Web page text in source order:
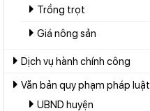
Trồng trọt
Giá nông sản
Dịch vụ hành chính công
Văn bản quy phạm pháp luật
UBND huyện